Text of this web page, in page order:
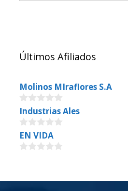
Últimos Afiliados
Molinos MIraflores S.A
0
o
u
t
o
f
Industrias Ales
0
o
u
5
EN VIDA
t